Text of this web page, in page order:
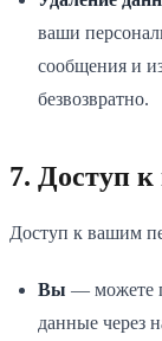
ваши
сообщения и
безвозвратно.
7. Доступ
Доступ к вашим
Вы — можете
данные через